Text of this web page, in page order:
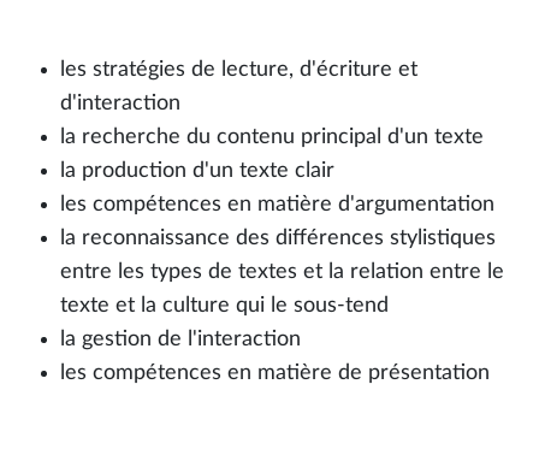
les stratégies de lecture, d'écriture et
d'interaction
la recherche du contenu principal d'un texte
la production d'un texte clair
les compétences en matière d'argumentation
la reconnaissance des différences stylistiques
entre les types de textes et la relation entre le
texte et la culture qui le sous-tend
la gestion de l'interaction
les compétences en matière de présentation